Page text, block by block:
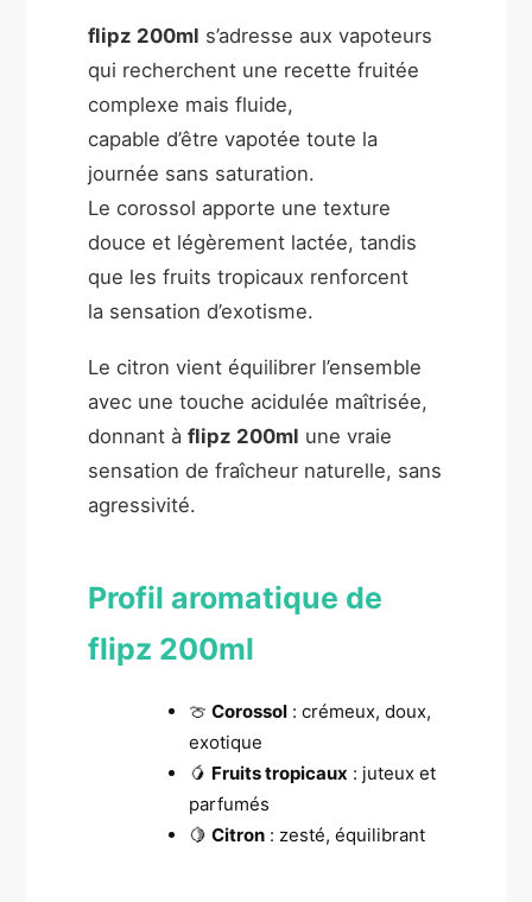
flipz 200ml s’adresse aux vapoteurs
qui recherchent une recette fruitée
complexe mais fluide,
capable d’être vapotée toute la
journée sans saturation.
Le corossol apporte une texture
douce et légèrement lactée, tandis
que les fruits tropicaux renforcent
la sensation d’exotisme.
Le citron vient équilibrer l’ensemble
avec une touche acidulée maîtrisée,
donnant àflipz 200ml une vraie
sensation de fraîcheur naturelle, sans
agressivité.
Profil aromatique de
flipz 200ml
🍈Corossol : crémeux, doux,
exotique
🥭 Fruits tropicaux : juteux et
parfumés
🍋Citron : zesté, équilibrant